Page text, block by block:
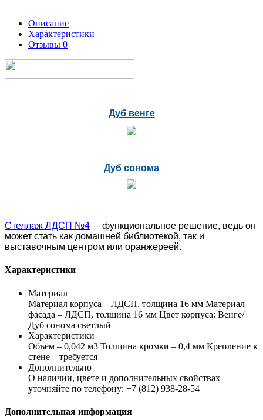
Описание
Характеристики
Отзывы 0
Дуб венге
Дуб сонома
Стеллаж ЛДСП №4 – функциональное решение, ведь он
может стать как домашней библиотекой, так и
выставочным центром или оранжереей.
Характеристики
Материал
Материал корпуса – ЛДСП, толщина 16 мм Материал
фасада – ЛДСП, толщина 16 мм Цвет корпуса: Венге/
Дуб сонома светлый
Характеристики
Объём – 0,042 м3 Толщина кромки – 0,4 мм Крепление к
стене – требуется
Дополнительно
О наличии, цвете и дополнительных свойствах
уточняйте по телефону: +7 (812) 938-28-54
Дополнительная информация